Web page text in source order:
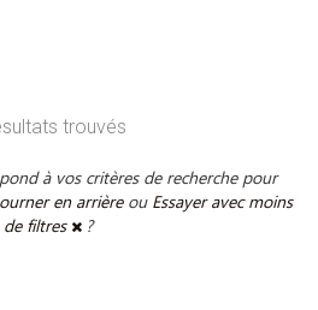
trouvés
à vos critères de recherche pour
en arrière ou Essayer avec moins
de filtres
?